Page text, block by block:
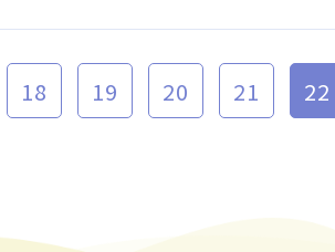
18 19 20 21 22